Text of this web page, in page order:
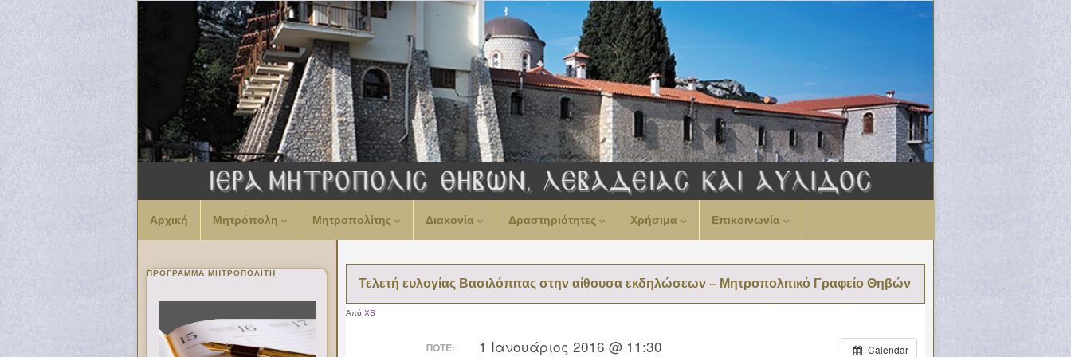
Αρχική Μητρόπολη Μητροπολίτης Διακονία Δραστηριότητες Χρήσιμα Επικοινωνία
Τελετή ευλογίας Βασιλόπιτας στην αίθουσα εκδηλώσεων – Μητροπολιτικό Γραφείο Θηβών
Από XS
Calendar
ΠΌΤΕ: 1 Ιανουάριος 2016 @ 11:30
ΠΡΌΓΡΑΜΜΑ ΜΗΤΡΟΠΟΛΊΤΗ